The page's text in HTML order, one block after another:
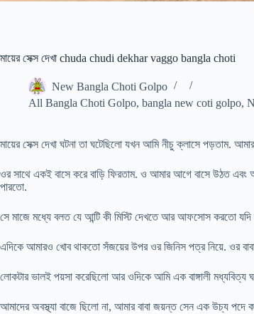
মায়ের সেক্স দেখা chuda chudi dekhar vaggo bangla choti
New Bangla Choti Golpo
All Bangla Choti Golpo, bangla new coti golpo,
মায়ের সেক্স দেখা ঘটনা তা ঘটেছিলো যখন আমি নীচু ক্লাসে পড়তাম.
ওর সাথে একই বাসে করে বাড়ি ফিরতাম. ও আমার আগে বাসে উঠত এবং
পারতো.
সে মাজে মধ্যে বলত যে আন্টি কী মিস্টি দেখতে আর আফসোস করতো যদি
এদিকে আমারও খোব থাকতো সঁজয়ের উপর ওর জিনিস পত্র নিয়ে. ওর
লোকটার ভালই পয়সা করেছিলো আর ওদিকে আমি এক বাঙ্গালী
আমাদের অবস্থ্যা বাজে ছিলো না, আমার বাবা জয়ন্ত সেন এক উচ্য